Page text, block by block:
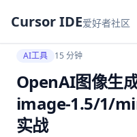
Cursor IDE爱好者社区
AI工具 15 分钟
OpenAI图像生
image-1.5/1/
实战